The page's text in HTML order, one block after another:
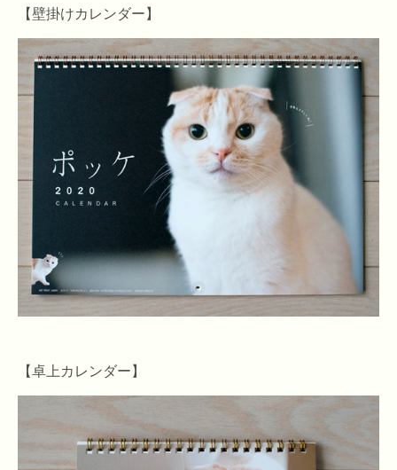
【壁掛けカレンダー】
【卓上カレンダー】